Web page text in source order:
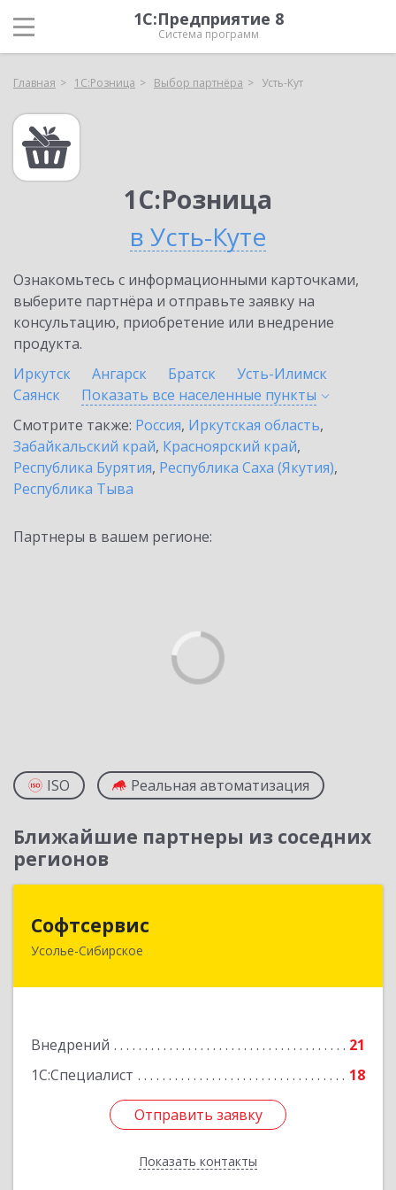
1С:Предприятие 8
Система программ
Главная 1С:Розница Выбор партнёра Усть-Кут
1С:Розница
в Усть-Куте
Ознакомьтесь с информационными карточками,
выберите партнёра и отправьте заявку на
консультацию, приобретение или внедрение
продукта.
Иркутск
Ангарск Братск
Усть-Илимск
Саянск
Показать все населенные пункты
Смотрите также: Россия, Иркутская область,
Забайкальский край, Красноярский край,
Республика Бурятия, Республика Саха (Якутия),
Республика Тыва
Партнеры в вашем регионе:
ISO Реальная автоматизация
Ближайшие партнеры из соседних
регионов
Софтсервис
Усолье-Сибирское
Внедрений
21
1С:Специалист
18
Отправить заявку
Показать контакты
665451, Иркутская обл, Усолье-Сибирское г,
Отправить заявку
Назад